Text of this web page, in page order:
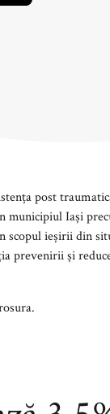
post
Iași
scopul ieșirii din
prevenirii și